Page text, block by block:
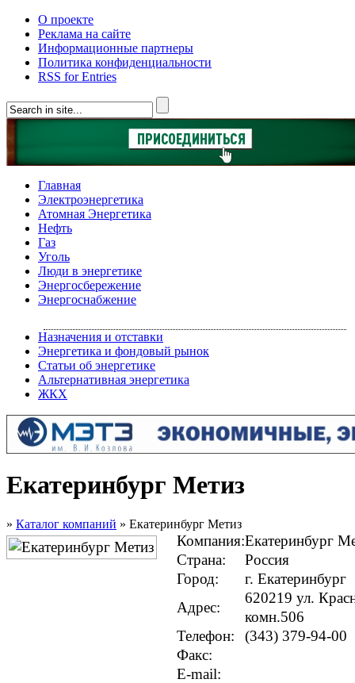
О проекте
Реклама на сайте
Информационные партнеры
Политика конфиденциальности
RSS for Entries
Главная
Электроэнергетика
Атомная Энергетика
Нефть
Газ
Уголь
Люди в энергетике
Энергосбережение
Энергоснабжение
Назначения и отставки
Энергетика и фондовый рынок
Статьи об энергетике
Альтернативная энергетика
ЖКХ
Екатеринбург Метиз
» Каталог компаний » Екатеринбург Метиз
Компания:Екатеринбург
Страна:
Россия
Город:
г. Екатеринбург
Адрес:
620219 ул.
комн.506
Телефон:
(343) 379-94-00
Факс:
E-mail: